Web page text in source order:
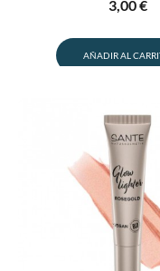
3,00€
AÑADIR AL